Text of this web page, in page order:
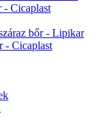
- Cicaplast
bőr - Lipikar
- Cicaplast